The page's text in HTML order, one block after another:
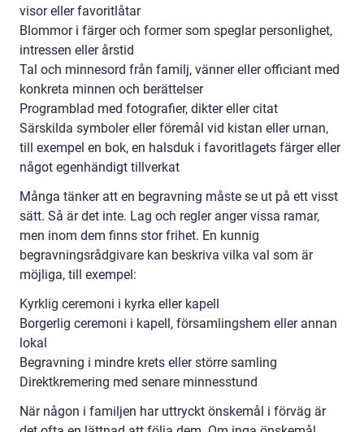
visor eller favoritlåtar
Blommor i färger och former som speglar personlighet,
intressen eller årstid
Tal och minnesord från familj, vänner eller officiant med
konkreta minnen och berättelser
Programblad med fotografier, dikter eller citat
Särskilda symboler eller föremål vid kistan eller urnan,
till exempel en bok, en halsduk i favoritlagets färger eller
något egenhändigt tillverkat
Många tänker att en begravning måste se ut på ett visst
sätt. Så är det inte. Lag och regler anger vissa ramar,
men inom dem finns stor frihet. En kunnig
begravningsrådgivare kan beskriva vilka val som är
möjliga, till exempel:
Kyrklig ceremoni i kyrka eller kapell
Borgerlig ceremoni i kapell, församlingshem eller annan
lokal
Begravning i mindre krets eller större samling
Direktkremering med senare minnesstund
När någon i familjen har uttryckt önskemål i förväg är